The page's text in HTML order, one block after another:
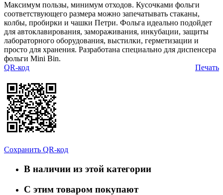
Максимум пользы, минимум отходов. Кусочками фольги
соответствующего размера можно запечатывать стаканы,
колбы, пробирки и чашки Петри. Фольга идеально подойдет
для автоклавирования, замораживания, инкубации, защиты
лабораторного оборудования, выстилки, герметизации и
просто для хранения. Разработана специально для диспенсера
фольги Mini Bin.
Печать
QR-код
Сохранить QR-код
В наличии из этой категории
С этим товаром покупают